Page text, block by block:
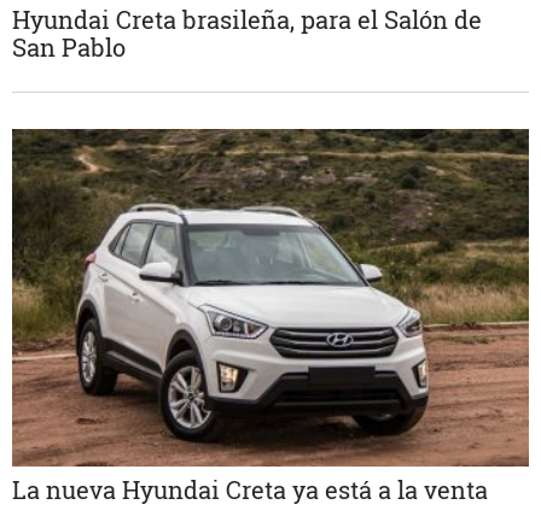
Hyundai Creta brasileña, para el Salón de
San Pablo
La nueva Hyundai Creta ya está a la venta